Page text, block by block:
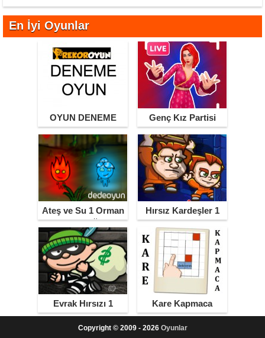
En İyi Oyunlar
OYUN DENEME Genç Kız Partisi
Ateş ve Su 1 Orman
Tapınağı
Hırsız Kardeşler 1
Evrak Hırsızı 1 Kare Kapmaca
Copyright © 2009 - 2026 Oyunlar